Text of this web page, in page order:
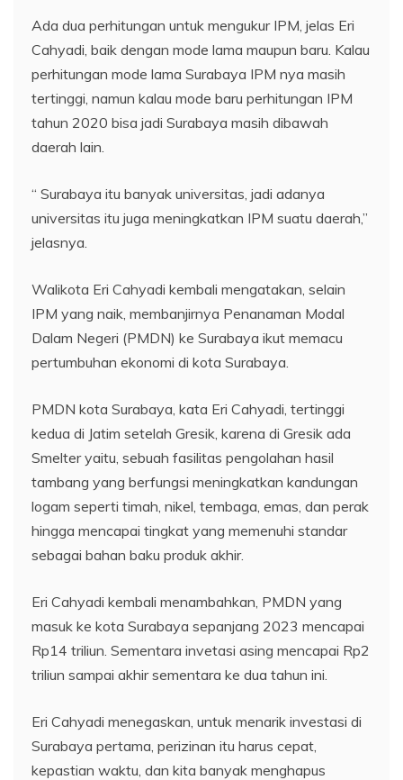
Ada dua perhitungan untuk mengukur IPM, jelas Eri
Cahyadi, baik dengan mode lama maupun baru. Kalau
perhitungan mode lama Surabaya IPM nya masih
tertinggi, namun kalau mode baru perhitungan IPM
tahun 2020 bisa jadi Surabaya masih dibawah
daerah lain.
“ Surabaya itu banyak universitas, jadi adanya
universitas itu juga meningkatkan IPM suatu daerah,”
jelasnya.
Walikota Eri Cahyadi kembali mengatakan, selain
IPM yang naik, membanjirnya Penanaman Modal
Dalam Negeri (PMDN) ke Surabaya ikut memacu
pertumbuhan ekonomi di kota Surabaya.
PMDN kota Surabaya, kata Eri Cahyadi, tertinggi
kedua di Jatim setelah Gresik, karena di Gresik ada
Smelter yaitu, sebuah fasilitas pengolahan hasil
tambang yang berfungsi meningkatkan kandungan
logam seperti timah, nikel, tembaga, emas, dan perak
hingga mencapai tingkat yang memenuhi standar
sebagai bahan baku produk akhir.
Eri Cahyadi kembali menambahkan, PMDN yang
masuk ke kota Surabaya sepanjang 2023 mencapai
Rp14 triliun. Sementara invetasi asing mencapai Rp2
triliun sampai akhir sementara ke dua tahun ini.
Eri Cahyadi menegaskan, untuk menarik investasi di
Surabaya pertama, perizinan itu harus cepat,
kepastian waktu, dan kita banyak menghapus